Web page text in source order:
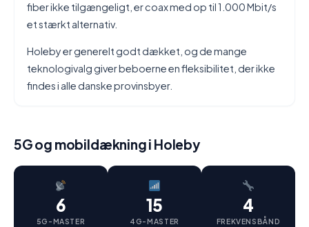
fiber ikke tilgængeligt, er coax med op til 1.000 Mbit/s
et stærkt alternativ.
Holeby er generelt godt dækket, og de mange
teknologivalg giver beboerne en fleksibilitet, der ikke
findes i alle danske provinsbyer.
5G og mobildækning i Holeby
6
5G-MASTER
15
4G-MASTER
4
FREKVENSBÅND